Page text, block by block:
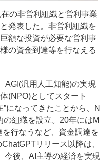
の非営利組織と営利事業
発表した。非営利組織を
額な投資が必要な営利事
の資金到達等を行なえる
AGI(汎用人工知能)の実現
(NPO)としてスタート
”になってきたことから、N
の組織を設立。20年にはM
行なうなど、資金調達を
リリース以降は、
今後、AI主導の経済を実現